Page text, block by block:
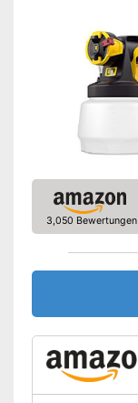
3,050 Bewertungen